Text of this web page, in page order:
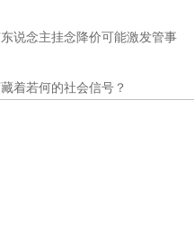
说念主挂念降价可能激发管事
着若何的社会信号？